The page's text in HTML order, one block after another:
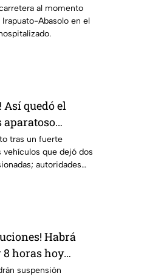
al momento
Abasolo en el
Así quedó el
aparatoso
lesionados
tras un fuerte
que dejó dos
autoridades
Habrá
8 horas hoy
8 de agosto
suspensión